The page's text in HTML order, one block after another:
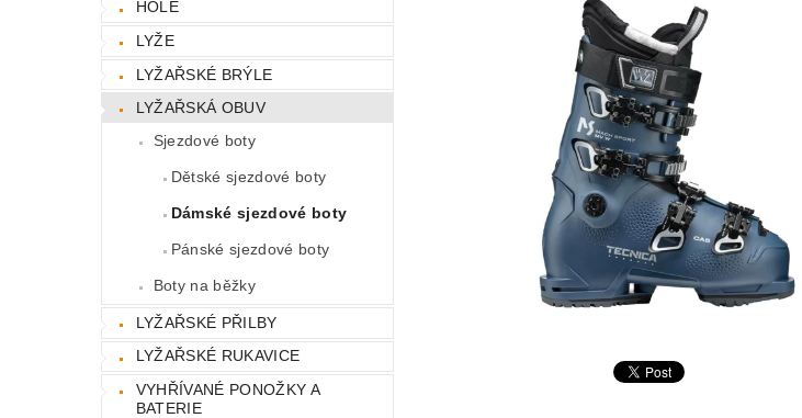
HOLE
LYŽE
LYŽAŘSKÉ BRÝLE
LYŽAŘSKÁ OBUV
Sjezdové boty
Dětské sjezdové boty
Dámské sjezdové boty
Pánské sjezdové boty
Boty na běžky
LYŽAŘSKÉ PŘILBY
LYŽAŘSKÉ RUKAVICE
VYHŘÍVANÉ PONOŽKY A
BATERIE